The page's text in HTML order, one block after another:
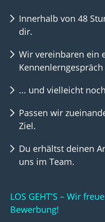
Innerhalb von 48
dir.
Wir vereinbaren ein
Kennenlerngespräch
... und vielleicht
Passen wir
Ziel.
Du erhältst deinen
uns im Team.
LOS GEHT'S – Wir
Bewerbung!